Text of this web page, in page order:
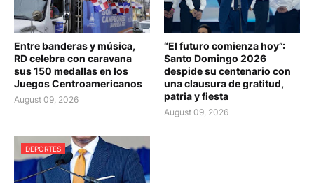
Entre banderas y música,
RD celebra con caravana
sus 150 medallas en los
Juegos Centroamericanos
August 09, 2026
“El futuro comienza hoy”:
Santo Domingo 2026
despide su centenario con
una clausura de gratitud,
patria y fiesta
August 09, 2026
DEPORTES